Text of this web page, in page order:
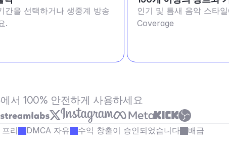
간을 선택하거나 생중계 방송
.
인기 및 틈새 음악 스타
Coverage
서 100% 안전하게 사용하세요
리 DMCA 자유 수익 창출이 승인되었습니다 배급